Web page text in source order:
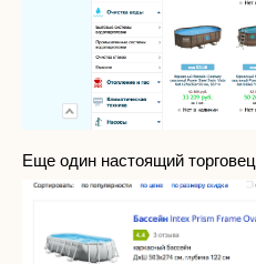
Еще один настоящий торговец